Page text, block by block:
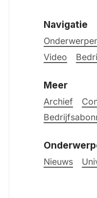
Navigatie
Video
Meer
Archief
Nieuws